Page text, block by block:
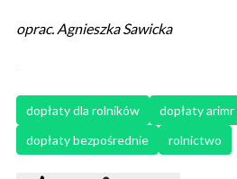
oprac. Agnieszka Sawicka
dopłaty dla rolników dopłaty arimr
dopłaty bezpośrednie
rolnictwo